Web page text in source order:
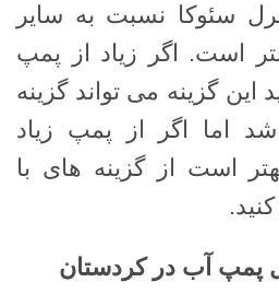
سئوکا نسبت به سایر
است. اگر زیاد از پمپ
این گزینه می تواند گزینه
اما اگر از پمپ زیاد
است از گزینه های با
پمپ آب در کردستان